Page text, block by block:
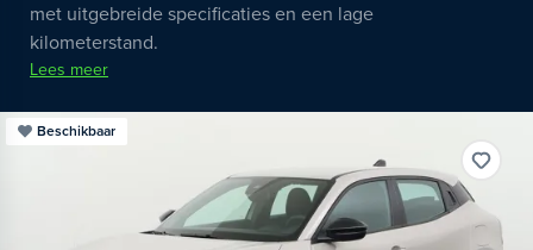
met uitgebreide specificaties en een lage
kilometerstand.
Lees meer
Beschikbaar